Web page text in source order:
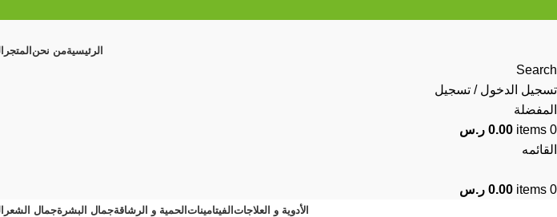
الرئيسيةمن نحن المتجر
Search
تسجيل الدخول / تسجيل
المفضلة
0
items
0.00 ر.س
القائمه
0
items
0.00 ر.س
الأدوية و العلاجات الفيتامينات الحمية و الرشاقةجمال البشرةجمال الشعر